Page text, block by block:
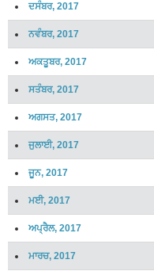
ਦਸੰਬਰ, 2017
ਨਵੰਬਰ, 2017
ਅਕਤੂਬਰ, 2017
ਸਤੰਬਰ, 2017
ਅਗਸਤ, 2017
ਜੁਲਾਈ, 2017
ਜੂਨ, 2017
ਮਈ, 2017
ਅਪ੍ਰੈਲ, 2017
ਮਾਰਚ, 2017